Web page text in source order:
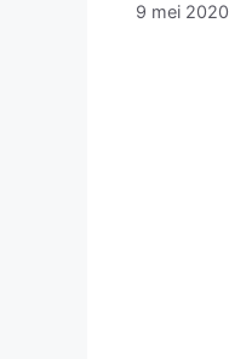
9 mei 2020